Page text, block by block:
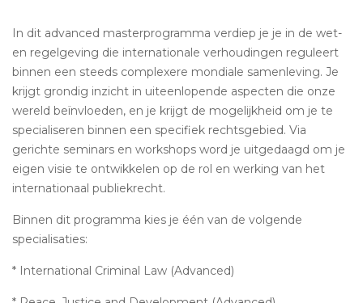
In dit advanced masterprogramma verdiep je je in de wet-
en regelgeving die internationale verhoudingen reguleert
binnen een steeds complexere mondiale samenleving. Je
krijgt grondig inzicht in uiteenlopende aspecten die onze
wereld beïnvloeden, en je krijgt de mogelijkheid om je te
specialiseren binnen een specifiek rechtsgebied. Via
gerichte seminars en workshops word je uitgedaagd om je
eigen visie te ontwikkelen op de rol en werking van het
internationaal publiekrecht.
Binnen dit programma kies je één van de volgende
specialisaties:
* International Criminal Law (Advanced)